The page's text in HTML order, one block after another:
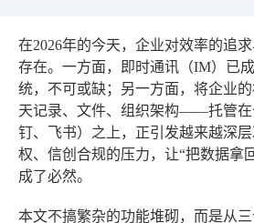
在2026年的今天，企业对效率的追
存在。一方面，即时通讯（IM）已
统，不可或缺；另一方面，将企业
天记录、文件、组织架构——托管在
钉、飞书）之上，正引发越来越深
权、信创合规的压力，让“把数据拿
成了必然。
本文不搞繁杂的功能堆砌，而是从